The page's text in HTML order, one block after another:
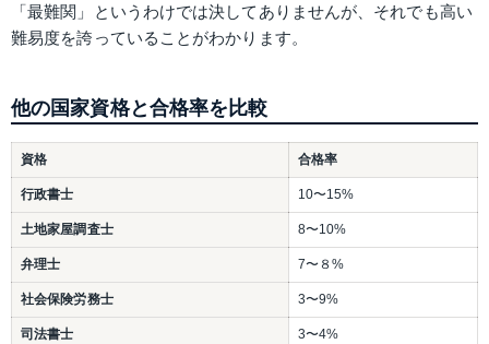
「最難関」というわけでは決してありませんが、それでも高い
難易度を誇っていることがわかります。
他の国家資格と合格率を比較
資格 合格率
行政書士 10〜15%
土地家屋調査士 8〜10%
弁理士 7〜８%
社会保険労務士 3〜9%
司法書士 3〜4%